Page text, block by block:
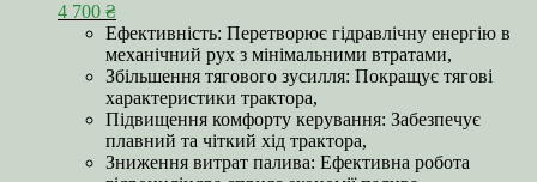
4 700 ₴
Ефективність: Перетворює гідравлічну енергію в
механічний рух з мінімальними втратами,
Збільшення тягового зусилля: Покращує тягові
характеристики трактора,
Підвищення комфорту керування: Забезпечує
плавний та чіткий хід трактора,
Зниження витрат палива: Ефективна робота